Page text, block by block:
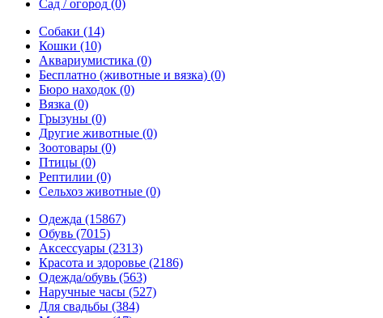
Сад / огород (0)
Собаки (14)
Кошки (10)
Аквариумистика (0)
Бесплатно (животные и вязка) (0)
Бюро находок (0)
Вязка (0)
Грызуны (0)
Другие животные (0)
Зоотовары (0)
Птицы (0)
Рептилии (0)
Сельхоз животные (0)
Одежда (15867)
Обувь (7015)
Аксессуары (2313)
Красота и здоровье (2186)
Одежда/обувь (563)
Наручные часы (527)
Для свадьбы (384)